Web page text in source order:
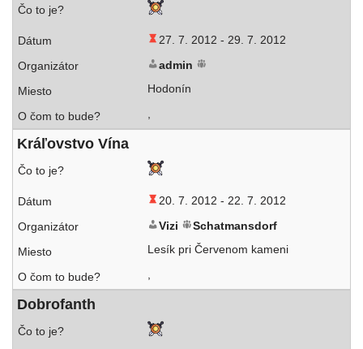
27. 7. 2012 - 29. 7. 2012
admin
Hodonín
,
Kráľovstvo Vína
20. 7. 2012 - 22. 7. 2012
Vizi
Schatmansdorf
Lesík pri Červenom kameni
,
Dobrofanth